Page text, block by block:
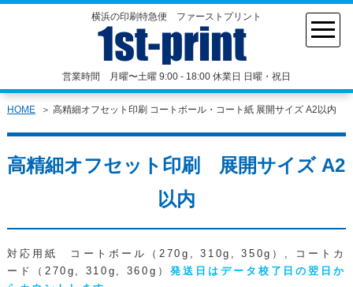
横浜の印刷特急便 ファーストプリント
営業時間 月曜〜土曜 9:00 - 18:00 休業日 日曜・祝日
HOME 高精細オフセット印刷 コートボール・コート紙 展開サイズ A2以内
高精細オフセット印刷 展開サイズ A2
以内
対応用紙 コートボール（270g, 310g, 350g）, コートカ
ード（270g, 310g, 360g） 発送日はデータ校了日の翌日か